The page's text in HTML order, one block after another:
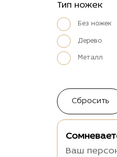
Тип ножек
Без ножек
Дерево
Металл
Ваш